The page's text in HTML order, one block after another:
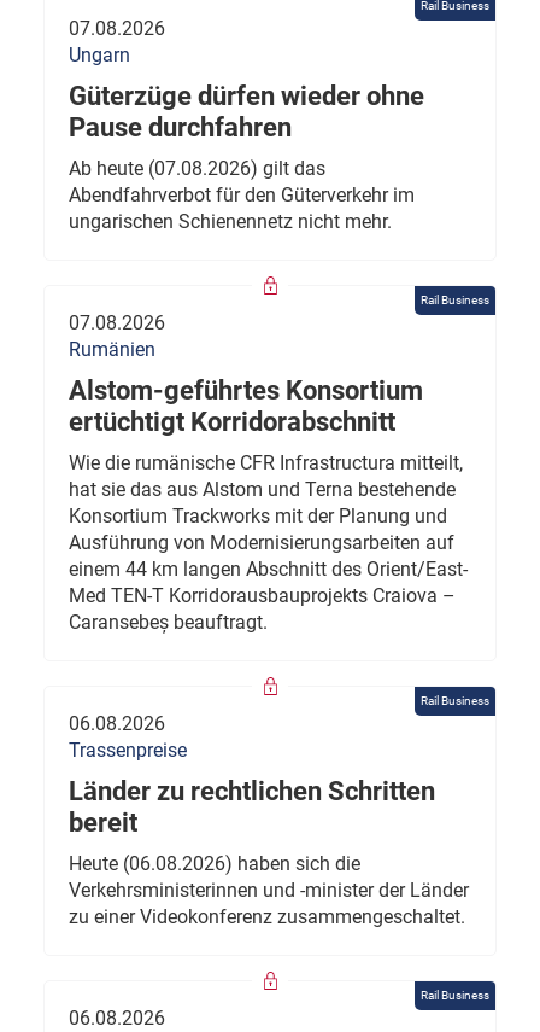
Rail Business
07.08.2026
Ungarn
Güterzüge dürfen wieder ohne
Pause durchfahren
Ab heute (07.08.2026) gilt das
Abendfahrverbot für den Güterverkehr im
ungarischen Schienennetz nicht mehr.
Rail Business
07.08.2026
Rumänien
Alstom-geführtes Konsortium
ertüchtigt Korridorabschnitt
Wie die rumänische CFR Infrastructura mitteilt,
hat sie das aus Alstom und Terna bestehende
Konsortium Trackworks mit der Planung und
Ausführung von Modernisierungsarbeiten auf
einem 44 km langen Abschnitt des Orient/East-
Med TEN-T Korridorausbauprojekts Craiova –
Caransebeș beauftragt.
Rail Business
06.08.2026
Trassenpreise
Länder zu rechtlichen Schritten
bereit
Heute (06.08.2026) haben sich die
Verkehrsministerinnen und -minister der Länder
zu einer Videokonferenz zusammengeschaltet.
Rail Business
06.08.2026